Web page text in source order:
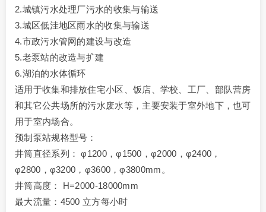
2.城镇污水处理厂污水的收集与输送
3.城区低洼地区雨水的收集与输送
4.市政污水管网的建设与改造
5.老泵站的改造与扩建
6.湖泊的水体循环
适用于收集和排放住宅小区、饭店、学校、工厂、部队营房
和其它公共场所的污水废水等，主要安装于室外地下，也可
用于室内场合。
预制泵站规格型号：
井筒直径系列： φ1200，φ1500，φ2000，φ2400，
φ2800，φ3200，φ3600，φ3800mm。
井筒高度： H=2000-18000mm
最大流量：4500 立方每小时